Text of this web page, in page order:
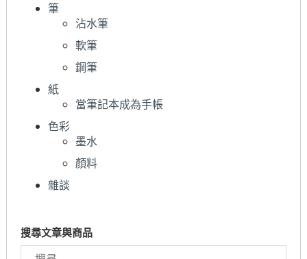
筆
沾水筆
軟筆
鋼筆
紙
當筆記本成為手帳
色彩
墨水
顏料
雜談
搜尋文章與商品